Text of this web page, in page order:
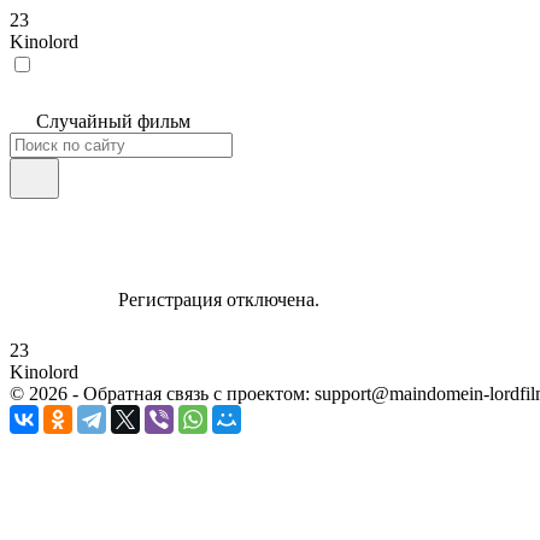
23
Kinolord
Случайный фильм
Регистрация отключена.
23
Kinolord
© 2026 - Обратная связь с проектом: support@maindomein-